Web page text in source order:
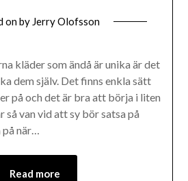
onby Jerry Olofsson
kläder som ändå är unika är det
dem själv. Det finns enkla sätt
på och det är bra att börja i liten
så van vid att sy bör satsa på
när…
Read more